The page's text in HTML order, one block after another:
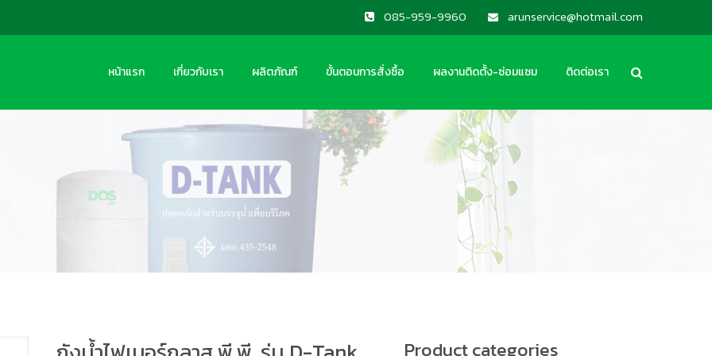
085-959-9960 arunservice@hotmail.com
หน้าแรก เกี่ยวกับเรา ผลิตภัณฑ์ ขั้นตอนการสั่งซื้อ ผลงานติดตั้ง-ซ่อมแซม ติดต่อเรา
Product categories